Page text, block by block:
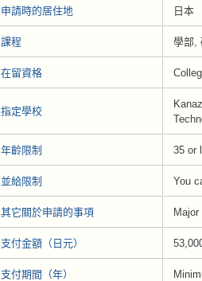
申請時的居住地 日本
課程 學部,
在留資格
指定學校
年齡限制 35 or
並給限制 You
其它關於申請的事項
支付金額（日元）
支付期間（年）